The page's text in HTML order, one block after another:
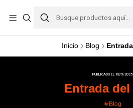
Inicio Blog
PUBLICADO EL 18/5/2025
Entrada
Blog